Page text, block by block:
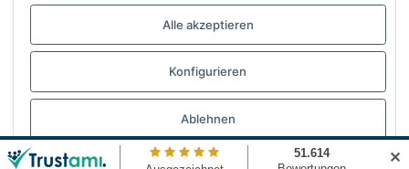
Alle akzeptieren
Konfigurieren
Ablehnen
Bequem bezahlen
✕